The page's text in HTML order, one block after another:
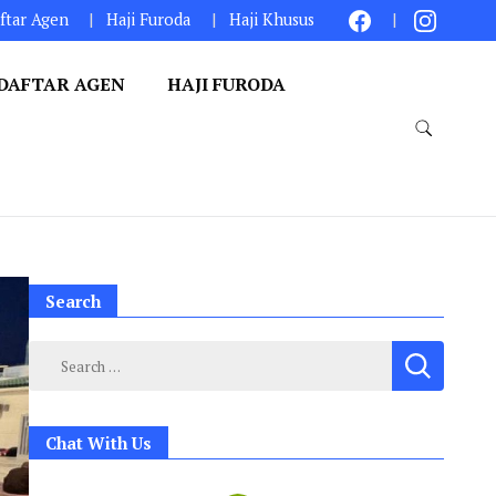
Agen Haji Furoda Haji Khusus
AGEN HAJI FURODA
Search
Search
for:
Chat With Us